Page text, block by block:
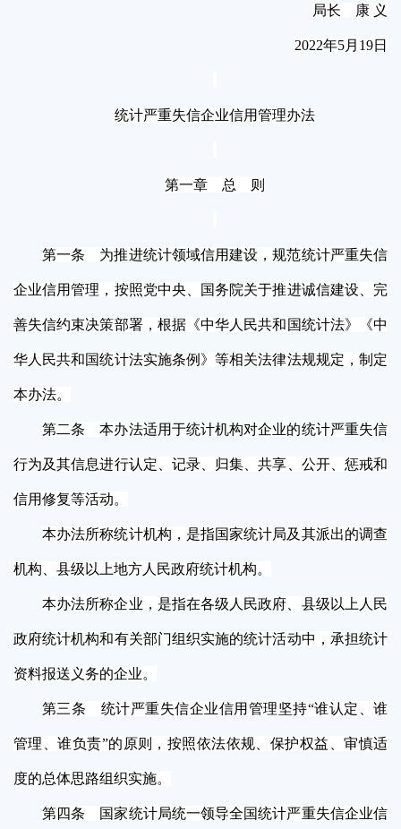
局长 康 义
2022年5月19日
统计严重失信企业信用管理办法
第一章 总 则
第一条 为推进统计领域信用建设，规范统计严重失信
企业信用管理，按照党中央、国务院关于推进诚信建设、完
善失信约束决策部署，根据《中华人民共和国统计法》《中
华人民共和国统计法实施条例》等相关法律法规规定，制定
本办法。
第二条 本办法适用于统计机构对企业的统计严重失信
行为及其信息进行认定、记录、归集、共享、公开、惩戒和
信用修复等活动。
本办法所称统计机构，是指国家统计局及其派出的调查
机构、县级以上地方人民政府统计机构。
本办法所称企业，是指在各级人民政府、县级以上人民
政府统计机构和有关部门组织实施的统计活动中，承担统计
资料报送义务的企业。
第三条 统计严重失信企业信用管理坚持“谁认定、谁
管理、谁负责”的原则，按照依法依规、保护权益、审慎适
度的总体思路组织实施。
第四条 国家统计局统一领导全国统计严重失信企业信